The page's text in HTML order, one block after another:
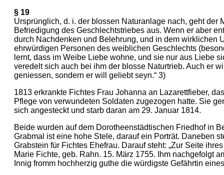
§ 19
Ursprünglich, d. i. der blossen Naturanlage nach, geht der
Befriedigung des Geschlechtstriebes aus. Wenn er aber
durch Nachdenken und Belehrung, und in dem wirklichen
ehrwürdigen Personen des weiblichen Geschlechts
lernt, dass im Weibe Liebe wohne, und sie nur aus Liebe
veredelt sich auch bei ihm der blosse Naturtrieb. Auch er
geniessen, sondern er will geliebt seyn.“ 3)
1813 erkrankte Fichtes Frau Johanna an Lazarettfieber,
Pflege von verwundeten Soldaten zugezogen hatte. Sie
sich angesteckt und starb daran am 29. Januar 1814.
Beide wurden auf dem Dorotheenstädtischen Friedhof in
Grabmal ist eine hohe Stele, darauf ein Porträt. Daneben
Grabstein für Fichtes Ehefrau. Darauf steht: „Zur Seite
Marie Fichte, geb. Rahn. 15. März 1755. Ihm nachgefolgt
Innig fromm hochherzig guthe die würdigste Gefährtin